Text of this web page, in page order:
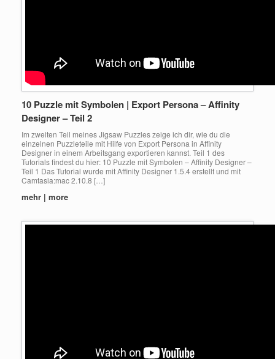
10 Puzzle mit Symbolen | Export Persona – Affinity
Designer – Teil 2
Im zweiten Teil meines Jigsaw Puzzles zeige ich dir, wie du die
einzelnen Puzzleteile mit Hilfe von Export Persona in Affinity
Designer in einem Arbeitsgang exportieren kannst. Teil 1 des
Tutorials findest du hier: 10 Puzzle mit Symbolen – Affinity Designer –
Teil 1 Das Tutorial wurde mit Affinity Designer 1.5.4 erstellt und mit
Camtasia:mac 2.10.8 […]
mehr | more